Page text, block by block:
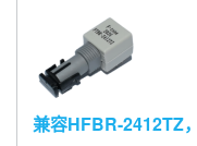
兼容HFBR-2412TZ